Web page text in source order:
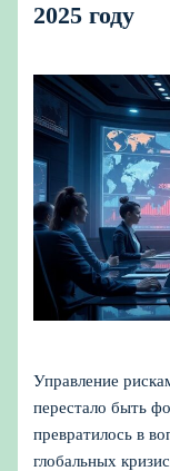
2025 году
Управление
перестало быть
превратилось в
глобальных